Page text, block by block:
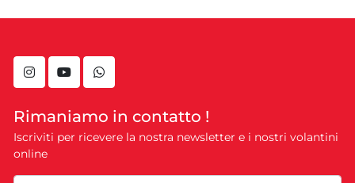
instagramyoutubewhatsapp
Rimaniamo in contatto !
Iscriviti per ricevere la nostra newsletter e i nostri volantini
online